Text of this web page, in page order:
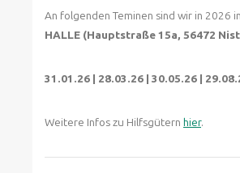
An folgenden Teminen sind wir in 2026
HALLE (Hauptstraße 15a, 56472
31.01.26 | 28.03.26 | 30.05.26 |
Weitere Infos zu Hilfsgütern hier.